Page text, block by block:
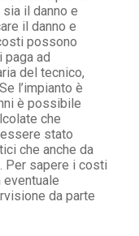
il danno e
il danno e
possono
ad
del tecnico,
l’impianto è
è possibile
che
stato
che anche da
Per sapere i costi
da parte